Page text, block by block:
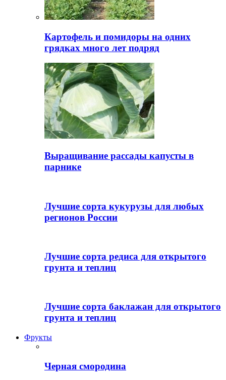
Картофель и помидоры на одних
грядках много лет подряд
Выращивание рассады капусты в
парнике
Лучшие сорта кукурузы для любых
регионов России
Лучшие сорта редиса для открытого
грунта и теплиц
Лучшие сорта баклажан для открытого
грунта и теплиц
Фрукты
Черная смородина